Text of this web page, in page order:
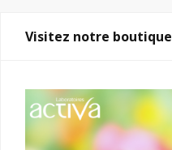
Visitez notre boutique